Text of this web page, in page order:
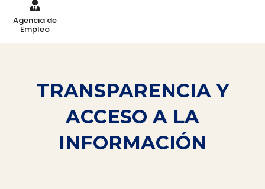
Agencia de
Empleo
TRANSPARENCIA Y
ACCESO A LA
INFORMACIÓN